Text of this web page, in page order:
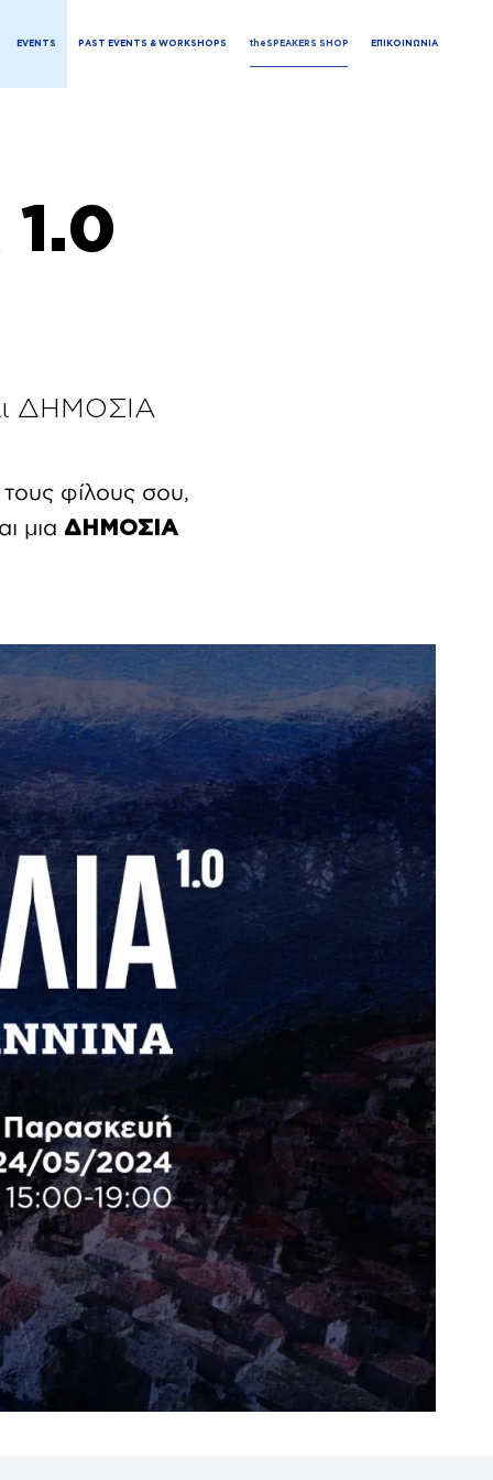
EVENTS PAST EVENTS & WORKSHOPS theSPEAKERS SHOP ΕΠΙΚΟΙΝΩΝΙΑ
ΔΗΜΟΣΙΑ
τους φίλους σου,
μια ΔΗΜΟΣΙΑ